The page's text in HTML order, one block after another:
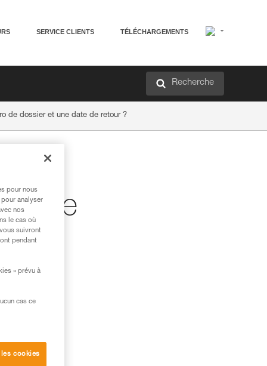
SERVICE CLIENTS TÉLÉCHARGEMENTS
Recherche
de dossier et une date de retour ?
de
pour nous
analyser
nos
le cas où
suivront
pendant
» prévu à
cas ce
cookies